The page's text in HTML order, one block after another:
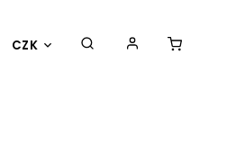
CZK BESTSELLER OBLEČENÍ